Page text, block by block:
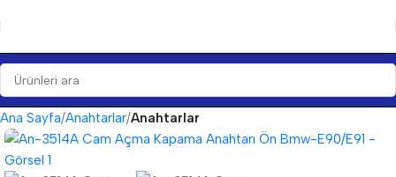
Ana Sayfa Anahtarlar Anahtarlar